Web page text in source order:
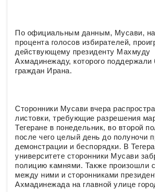
По официальным данным, Мусави,
процента голосов избирателей,
действующему президенту Махмуду
Ахмадинежаду, которого поддержали
граждан Ирана.
Сторонники Мусави вчера
листовки, требующие разрешения
Тегеране в понедельник, во второй
после чего целый день до полуночи
демонстрации и беспорядки. В
университете сторонники Мусави
полицию камнями. Также произошли
между ними и сторонниками
Ахмадинежада на главной улице